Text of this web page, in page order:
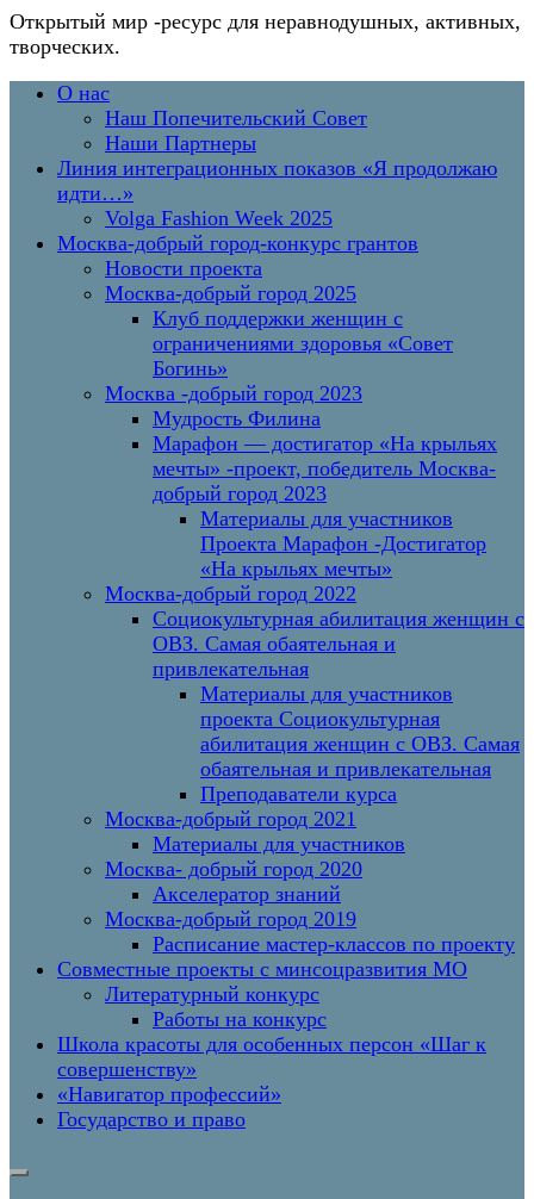
Открытый мир -ресурс для неравнодушных, активных,
творческих.
Перейти
содержимому
Основное
О нас
Наш Попечительский Совет
Наши Партнеры
Линия интеграционных показов «Я продолжаю
идти…»
Volga Fashion Week 2025
Москва-добрый город-конкурс грантов
Новости проекта
Москва-добрый город 2025
Клуб поддержки женщин с
ограничениями здоровья «Совет
Богинь»
Москва -добрый город 2023
Мудрость Филина
Марафон — достигатор «На крыльях
мечты» -проект, победитель Москва-
добрый город 2023
Материалы для участников
Проекта Марафон -Достигатор
«На крыльях мечты»
Москва-добрый город 2022
Социокультурная абилитация женщин с
ОВЗ. Самая обаятельная и
привлекательная
Материалы для участников
проекта Социокультурная
абилитация женщин с ОВЗ. Самая
обаятельная и привлекательная
Преподаватели курса
Москва-добрый город 2021
Материалы для участников
Москва- добрый город 2020
Акселератор знаний
Москва-добрый город 2019
Расписание мастер-классов по проекту
Совместные проекты с минсоцразвития МО
Литературный конкурс
Работы на конкурс
Школа красоты для особенных персон «Шаг к
совершенству»
«Навигатор профессий»
Государство и право